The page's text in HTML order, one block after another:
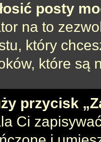
posty
na to
który
które są
przycisk
Ci